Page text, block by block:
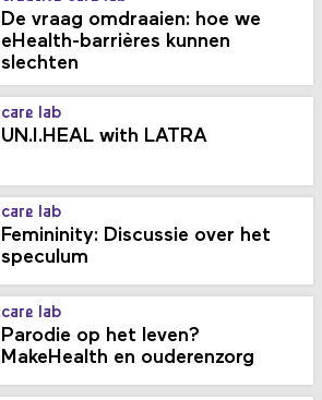
De vraag omdraaien: hoe we
eHealth-barrières kunnen
slechten
care lab
UN.I.HEAL with LATRA
care lab
Femininity: Discussie over het
speculum
care lab
Parodie op het leven?
MakeHealth en ouderenzorg